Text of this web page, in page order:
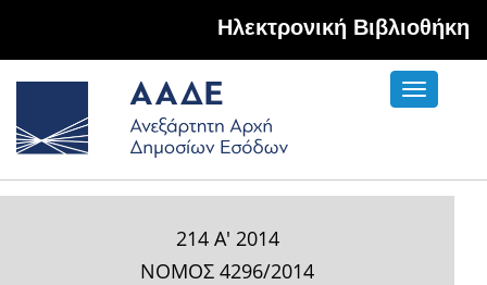
Hλεκτρονική Βιβλιοθήκη
Toggle
214 Α' 2014
ΝΟΜΟΣ 4296/2014